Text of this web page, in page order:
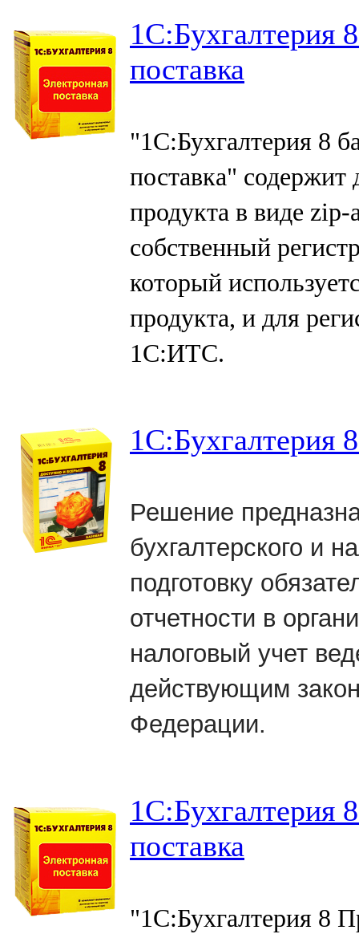
1С:Бухгалтерия
поставка
"1С:Бухгалтерия 8
поставка" содержит
продукта в виде
собственный
который
продукта, и для
1С:ИТС.
1C:Бухгалтерия
Решение
бухгалтерского и
подготовку
отчетности в
налоговый учет
действующим
Федерации.
1С:Бухгалтерия
поставка
"1С:Бухгалтерия 8